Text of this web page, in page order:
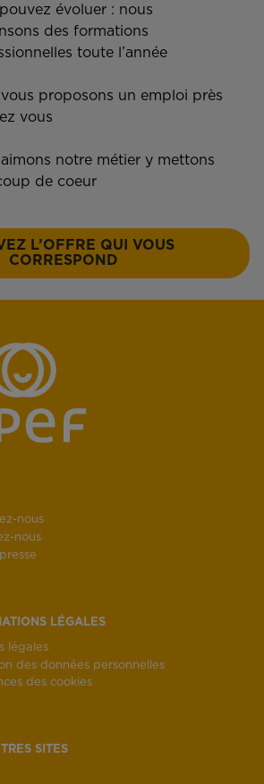
évoluer : nous
des formations
toute l’année
vous proposons un emploi près
vous
aimons notre métier y mettons
de coeur
L’OFFRE QUI VOUS
CORRESPOND
nous
nous
LÉGALES
légales
des données personnelles
des cookies
SITES